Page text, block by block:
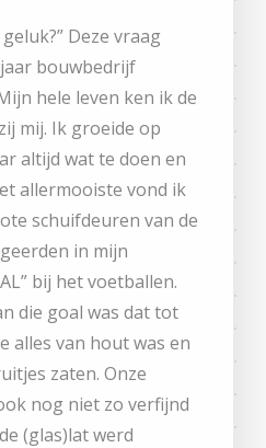
Deze vraag
bouwbedrijf
hele leven ken ik de
mij. Ik groeide op
altijd wat te doen en
allermooiste vond ik
schuifdeuren van de
in mijn
bij het voetballen.
die goal was dat tot
alles van hout was en
zaten. Onze
nog niet zo verfijnd
(glas)lat werd